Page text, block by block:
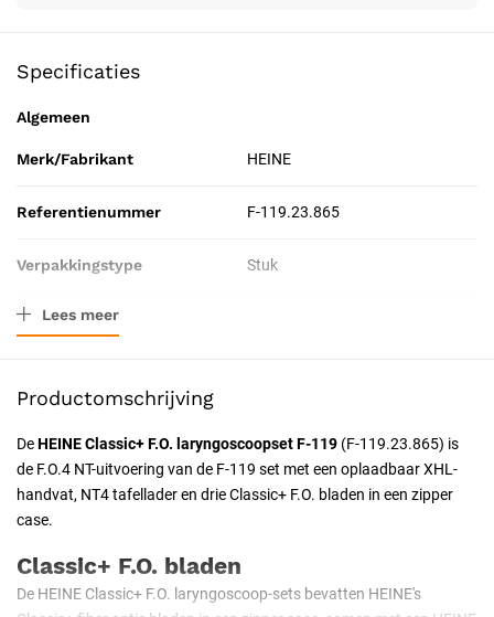
Specificaties
Algemeen
Merk/Fabrikant HEINE
Referentienummer F-119.23.865
Verpakkingstype Stuk
Resorbeerbaar (hechtdraad)
Lees meer
Productomschrijving
DeHEINE Classic+ F.O. laryngoscoopset F-119 (F-119.23.865) is
de F.O.4 NT-uitvoering van de F-119 set met een oplaadbaar XHL-
handvat, NT4 tafellader en drie Classic+ F.O. bladen in een zipper
case.
Classic+ F.O. bladen
De HEINE Classic+ F.O. laryngoscoop-sets bevatten HEINE's